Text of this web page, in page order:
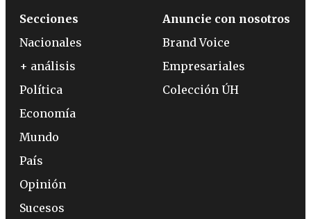
Secciones
Nacionales
+ análisis
Política
Economía
Mundo
País
Opinión
Sucesos
Anuncie con nosotros
Brand Voice
Empresariales
Colección ÚH